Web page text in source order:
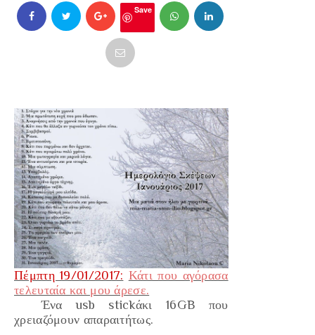
Save
Πέμπτη 19/01/2017: Κάτι που αγόρασα
τελευταία και μου άρεσε.
Ένα usb stickάκι 16GB που
χρειαζόμουν απαραιτήτως.